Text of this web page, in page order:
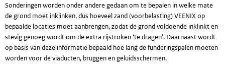
Sonderingen worden onder andere gedaan om te bepalen in welke mate
de grond moet inklinken, dus hoeveel zand (voorbelasting) VEENIX op
bepaalde locaties moet aanbrengen, zodat de grond voldoende inklinkt en
stevig genoeg wordt om de extra rijstroken ‘te dragen’. Daarnaast wordt
op basis van deze informatie bepaald hoe lang de funderingspalen moeten
worden voor de viaducten, bruggen en geluidsschermen.